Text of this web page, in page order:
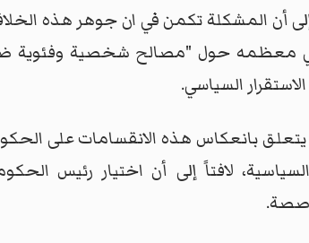
أن المشكلة تكمن في ان جوهر هذه
معظمه حول "مصالح شخصية وفئوية
السياسي.
بانعكاس هذه الانقسامات على
لافتاً إلى أن اختيار رئيس